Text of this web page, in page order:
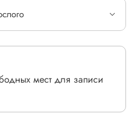
мест для записи